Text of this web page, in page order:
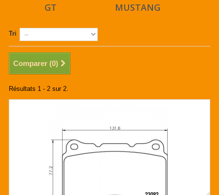
GT MUSTANG
Tri
Comparer (0)
Résultats 1 - 2 sur 2.